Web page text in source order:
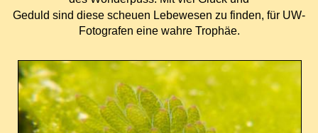
Geduld sind diese scheuen Lebewesen zu finden, für UW-
Fotografen eine wahre Trophäe.